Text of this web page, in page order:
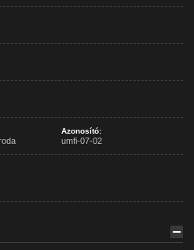
Azonosító:
umfi-07-02